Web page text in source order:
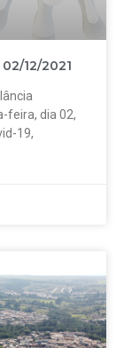
02/12/2021
feira, dia 02,
19,